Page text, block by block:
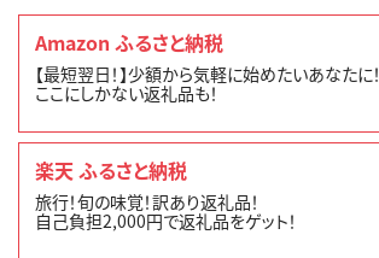
Amazon ふるさと納税
【最短翌日！】少額から気軽に始めたいあなたに！
ここにしかない返礼品も！
楽天 ふるさと納税
旅行！旬の味覚！訳あり返礼品！
自己負担2,000円で返礼品をゲット！